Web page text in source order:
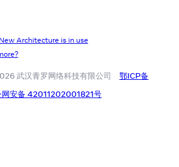
Architecture is in use
武汉青罗网络科技有限公司
鄂ICP备
网安备 42011202001821号